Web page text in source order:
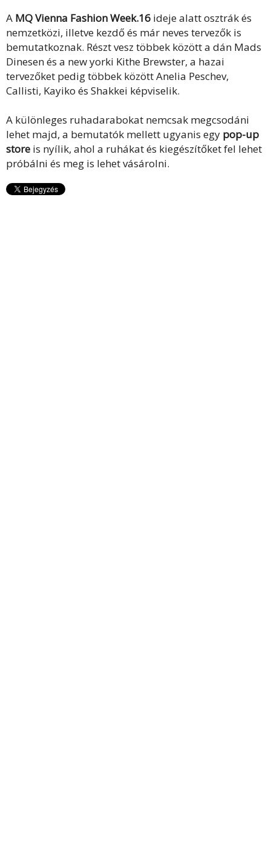
A MQ Vienna Fashion Week.16 ideje alatt osztrák és
nemzetközi, illetve kezdő és már neves tervezők is
bemutatkoznak. Részt vesz többek között a dán Mads
Dinesen és a new yorki Kithe Brewster, a hazai
tervezőket pedig többek között Anelia Peschev,
Callisti, Kayiko és Shakkei képviselik.
A különleges ruhadarabokat nemcsak megcsodáni
lehet majd, a bemutatók mellett ugyanis egy pop-up
store is nyílik, ahol a ruhákat és kiegészítőket fel lehet
próbálni és meg is lehet vásárolni.